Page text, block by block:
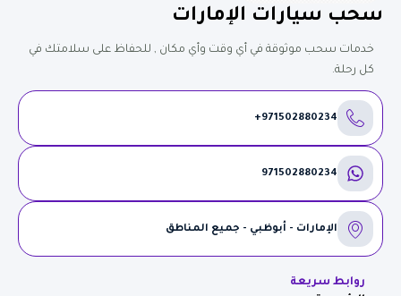
سحب سيارات الإمارات
خدمات سحب موثوقة في أي وقت وأي مكان , للحفاظ على سلامتك في
كل رحلة.
971502880234+
971502880234
الإمارات - أبوظبي - جميع المناطق
روابط سريعة